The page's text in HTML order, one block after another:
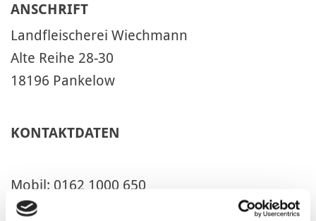
ANSCHRIFT
Landfleischerei Wiechmann
Alte Reihe 28-30
18196 Pankelow
KONTAKTDATEN
Mobil: 0162 1000 650
E-Mail: